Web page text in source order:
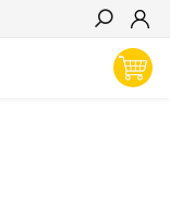
Hľadať